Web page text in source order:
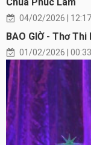
04/02/2026 | 12:17
BAO GIỜ - Thơ
01/02/2026 | 00:33